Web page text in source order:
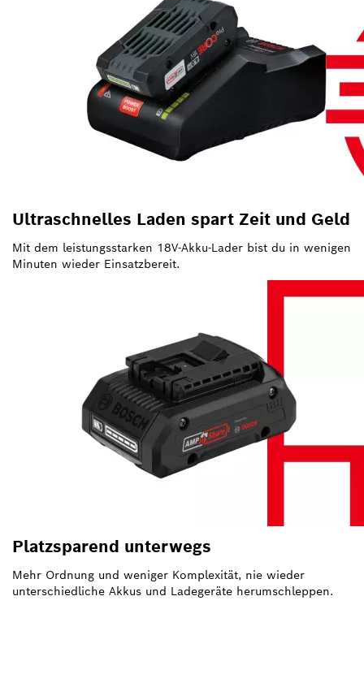
Ultraschnelles Laden spart Zeit und Geld
Mit dem leistungsstarken 18V-Akku-Lader bist du in wenigen
Minuten wieder Einsatzbereit.
Platzsparend unterwegs
Mehr Ordnung und weniger Komplexität, nie wieder
unterschiedliche Akkus und Ladegeräte herumschleppen.